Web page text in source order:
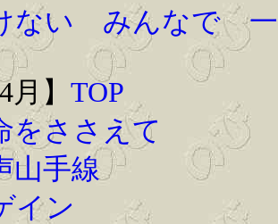
ない みんなで 一
月】 TOP
をささえて
山手線
イン